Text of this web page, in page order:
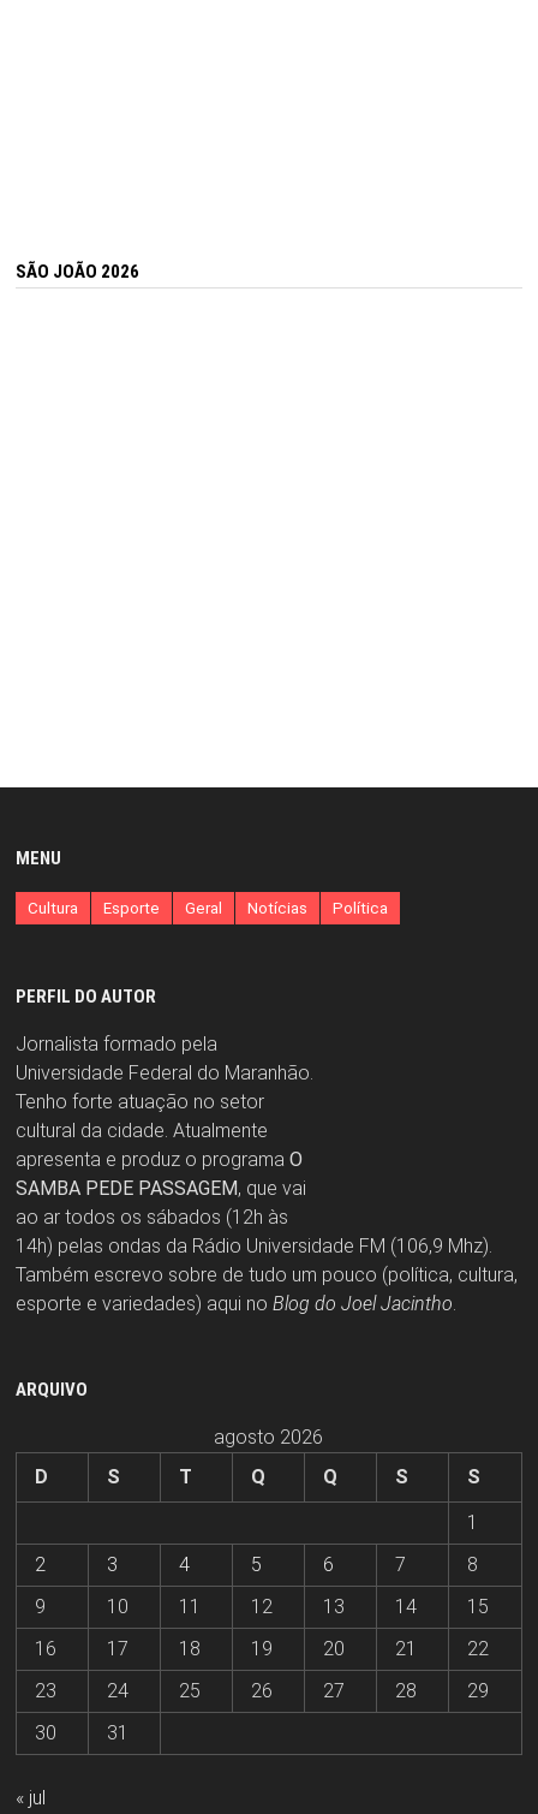
SÃO JOÃO 2026
MENU
Cultura Esporte Geral Notícias Política
PERFIL DO AUTOR
Jornalista formado pela
Universidade Federal do Maranhão.
Tenho forte atuação no setor
cultural da cidade. Atualmente
apresenta e produz o programa O
SAMBA PEDE PASSAGEM, que vai
ao ar todos os sábados (12h às
14h) pelas ondas da Rádio Universidade FM (106,9 Mhz).
Também escrevo sobre de tudo um pouco (política, cultura,
esporte e variedades) aqui no Blog do Joel Jacintho
ARQUIVO
agosto 2026
D
S T Q Q S
S
1
2
3 4 5 6 7
8
9
10 11 12 13 14
15
16
17 18 19 20 21
22
23
24 25 26 27 28
29
30
31
« jul